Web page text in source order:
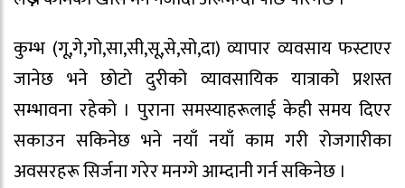
कुम्भ (गू,गे,गो,सा,सी,सू,से,सो,दा) व्यापार व्यवसाय फस्टाएर
जानेछ भने छोटो दुरीको व्यावसायिक यात्राको प्रशस्त
सम्भावना रहेको । पुराना समस्याहरूलाई केही समय दिएर
सकाउन सकिनेछ भने नयाँ नयाँ काम गरी रोजगारीका
अवसरहरू सिर्जना गरेर मनग्गे आम्दानी गर्न सकिनेछ ।